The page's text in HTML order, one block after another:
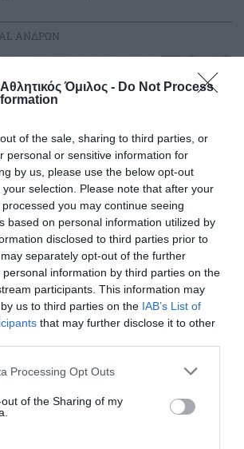
Όμιλος - Do Not Process
of the sale, sharing to third parties, or
personal or sensitive information for
by us, please use the below opt-out
selection. Please note that after your
you may continue seeing
based on personal information utilized by
disclosed to third parties prior to
separately opt-out of the further
information by third parties on the
participants. This information may
us to third parties on the IAB’s List of
that may further disclose it to other
website/app uses one or more Google
visit or usage behaviour. You may click to
to Google and its third-party tags to
specified purposes in below Google
Processing Opt Outs
of the Sharing of my
ΑΝΔΡΩΝ
και παραμονή
εκτός έδρας τους
8-5 και σφράγισε μαθηματικά την